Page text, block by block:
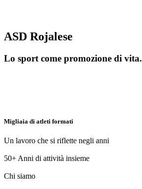
ASD Rojalese
Lo sport come promozione di vita.
Migliaia di atleti formati
Un lavoro che si riflette negli anni
50+ Anni di attività insieme
Chi siamo